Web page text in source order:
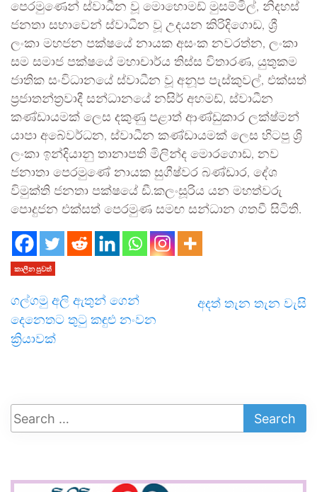
පෙරමුණෙන් ස්වාධීන වූ මොහොමඩ් මුසම්මිල්, නිදහස්
ජනතා සභාවෙන් ස්වාධීන වූ උදයන කිරිදිගොඩ, ශ්‍රී
ලංකා මහජන පක්ෂයේ නායක අසංක නවරත්න, ලංකා
සම සමාජ පක්ෂයේ මහාචාර්ය තිස්ස විතාරණ, යුතුකම
ජාතික සංවිධානයේ ස්වාධීන වූ අනූප පැස්කුවල්, එක්සත්
ප්‍රජාතන්ත්‍රවාදී සන්ධානයේ නසිර් අහමඩ්, ස්වාධීන
කණ්ඩායමක් ලෙස දකුණු පළාත් ආණ්ඩුකාර ලක්ෂ්මන්
යාපා අබේවර්ධන, ස්වාධීන කණ්ඩායමක් ලෙස හිටපු ශ්‍රි
ලංකා ඉන්දියානු තානාපති මිලින්ද මොරගොඩ, නව
ජනාතා පෙරමුණේ නායක සුගීෂ්වර බණ්ඩාර, දේශ
විමුක්ති ජනතා පක්ෂයේ ඩී.කලංසූරිය යන මහත්වරු
පොදුජන එක්සත් පෙරමුණ සමඟ සන්ධාන ගතවී සිටිති.
කාලීන පුවත්
ගල්ගමු අලි ඇතුන් ගෙන්
දෙනෙතට තුටු කඳුළු නංවන
ක්‍රියාවක්
අදත් තැන තැන වැසි